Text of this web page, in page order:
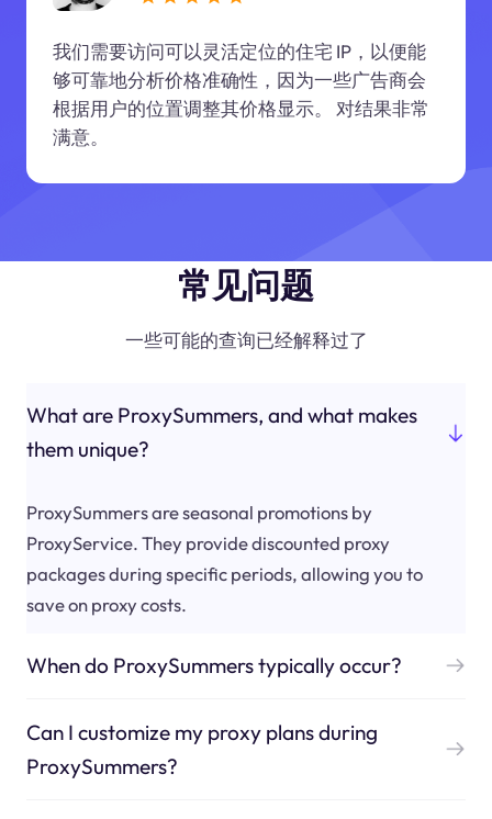
我们需要访问可以灵活定位的住宅 IP，以便能
够可靠地分析价格准确性，因为一些广告商会
根据用户的位置调整其价格显示。 对结果非常
满意。
常见问题
一些可能的查询已经解释过了
What are ProxySummers, and what makes
them unique?
ProxySummers are seasonal promotions by
ProxyService. They provide discounted proxy
packages during specific periods, allowing you to
save on proxy costs.
When do ProxySummers typically occur?
Can I customize my proxy plans during
ProxySummers?